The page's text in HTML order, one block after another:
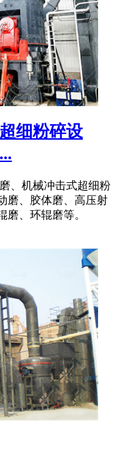
细粉碎设
、机械冲击式超细粉
磨、胶体磨、高压射
磨、环辊磨等。